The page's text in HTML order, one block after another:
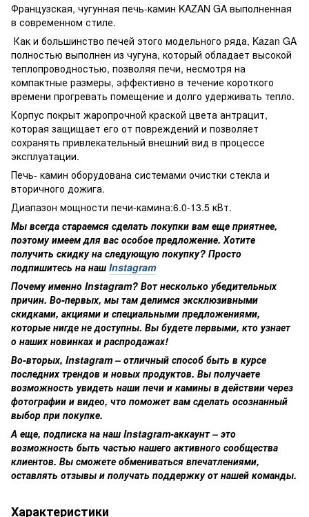
Французская, чугунная печь-камин KAZAN GA выполненная
в современном стиле.
Как и большинство печей этого модельного ряда, Kazan GA
полностью выполнен из чугуна, который обладает высокой
теплопроводностью, позволяя печи, несмотря на
компактные размеры, эффективно в течение короткого
времени прогревать помещение и долго удерживать тепло.
Корпус покрыт жаропрочной краской цвета антрацит,
которая защищает его от повреждений и позволяет
сохранять привлекательный внешний вид в процессе
эксплуатации.
Печь- камин оборудована системами очистки стекла и
вторичного дожига.
Диапазон мощности печи-камина:6.0-13.5 кВт.
Мы всегда стараемся сделать покупки вам еще приятнее,
поэтому имеем для вас особое предложение. Хотите
получить скидку на следующую покупку? Просто
подпишитесь на наш Instagram
Почему именно Instagram? Вот несколько убедительных
причин. Во-первых, мы там делимся эксклюзивными
скидками, акциями и специальными предложениями,
которые нигде не доступны. Вы будете первыми, кто узнает
о наших новинках и распродажах!
Во-вторых, Instagram – отличный способ быть в курсе
последних трендов и новых продуктов. Вы получаете
возможность увидеть наши печи и камины в действии через
фотографии и видео, что поможет вам сделать осознанный
выбор при покупке.
А еще, подписка на наш Instagram-аккаунт – это
возможность быть частью нашего активного сообщества
клиентов. Вы сможете обмениваться впечатлениями,
оставлять отзывы и получать поддержку от нашей команды.
Характеристики